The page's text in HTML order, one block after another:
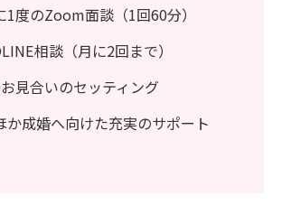
度のZoom面談（1回60分）
相談（月に2回まで）
見合いのセッティング
成婚へ向けた充実のサポート